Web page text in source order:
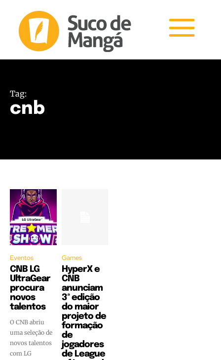
Tag:
cnb
Eventos
CNB LG
UltraGear
procura
novos
talentos
O CNB abriu
uma seleção de
novos talentos
com LG
Games
HyperX e
CNB
anunciam
3ª edição
do maior
projeto de
formação
de
jogadores
de League